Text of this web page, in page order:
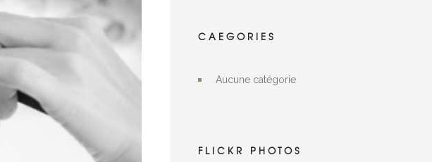
CAEGORIES
Aucune catégorie
FLICKR PHOTOS